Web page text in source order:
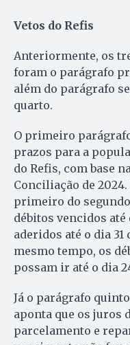
Vetos do Refis
Anteriormente, os
foram o parágrafo
além do parágrafo
quarto.
O primeiro
prazos para a
do Refis, com base
Conciliação de
primeiro do
débitos vencidos até
aderidos até o dia 31
mesmo tempo, os
possam ir até o dia
Já o parágrafo
aponta que os juros
parcelamento e